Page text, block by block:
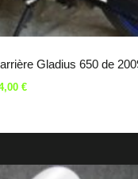
Gladius 650 de
€